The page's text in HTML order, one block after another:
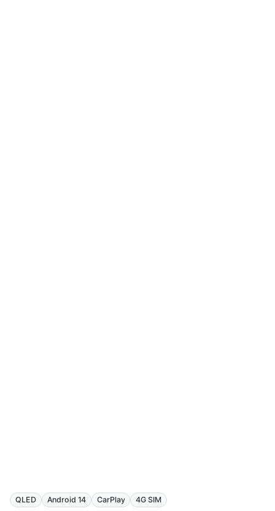
QLED Android 14 CarPlay 4G SIM